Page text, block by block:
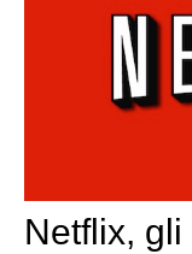
Netflix,